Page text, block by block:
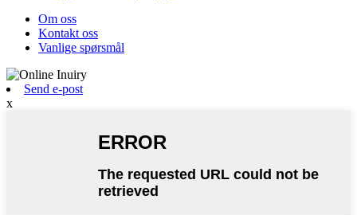
Om oss
Kontakt oss
Vanlige spørsmål
Send e-post
x